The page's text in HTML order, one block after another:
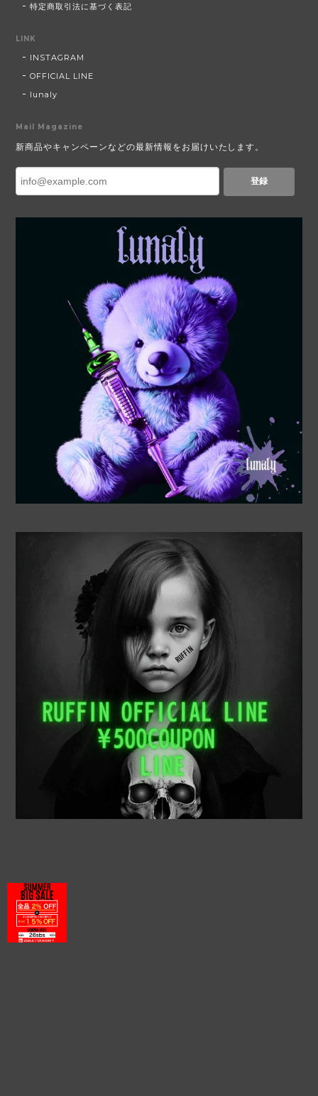
特定商取引法に基づく表記
LINK
INSTAGRAM
OFFICIAL LINE
lunaly
Mail Magazine
新商品やキャンペーンなどの最新情報をお届けいたします。
登録